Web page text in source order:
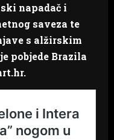
napadač i
saveza te
s alžirskim
pobjede Brazila